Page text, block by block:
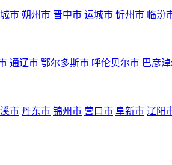
市 朔州市 晋中市 运城市 忻州市 临汾
通辽市 鄂尔多斯市 呼伦贝尔市 巴彦
市 丹东市 锦州市 营口市 阜新市 辽阳